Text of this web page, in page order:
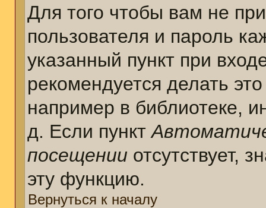
Для того чтобы вам не
пользователя и пароль
указанный пункт при
рекомендуется делать
например в библиотеке,
д. Если пункт
посещении отсутствует,
эту функцию.
Вернуться к началу